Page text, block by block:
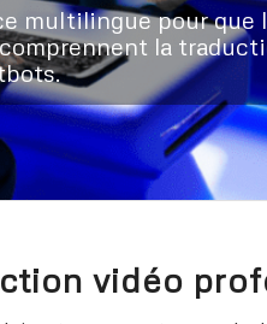
multilingue pour
la
vidéo